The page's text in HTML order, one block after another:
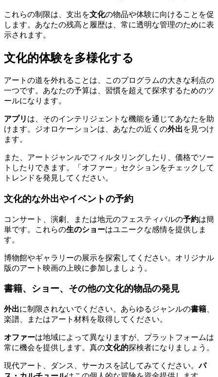
これらの制限は、支出を文化の物品や体験に向けることを促
します。あなたの残高と履歴は、常に透明な管理のために表
示されます。
文化的体験を多様化する
アートの道を外れることは、このプログラムの大きな利点の
一つです。あなたの予算は、習慣を超えて探求するためのツ
ールになります。
アプリ は、そのインテリジェントな機能を通じてあなたを助
けます。ジオロケーションは、あなたの近くの外出を見つけ
ます。
また、アートジャンルでフィルタリングしたり、価格でソー
トしたりできます。「オファー」セクションをチェックして
トレンドを発見してください。
文化的な外出やイベントの予約
コンサート、演劇、または地元のフェスティバルの予約は簡
単です。これらの生のショーはユニークな感情を提供しま
す。
博物館やギャラリーの展示を探索してください。オリジナル
版のアート映画の上映に参加しましょう。
書籍、ショー、その他の文化的物品の発見
外出に制限されないでください。あらゆるジャンルの書籍
楽譜、またはアート材料を取得してください。
オファーは地域によって異なりますが、プラットフォームは
常に機会を提供します。真の文化的探検者になりましょう。
現代アート、ダンス、サーカスを試してみてください。パ